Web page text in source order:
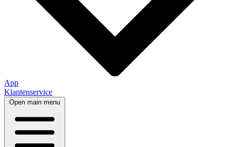
App
Klantenservice
Open main menu